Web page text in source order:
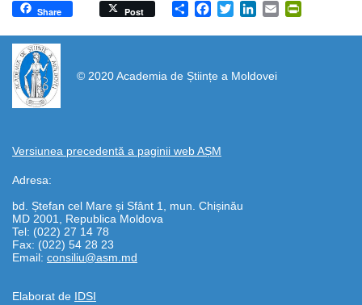
Share
Share Post Facebook
TwitterLinkedIn
Email
© 2020 Academia de Științe a Moldovei
Versiunea precedentă a paginii web AȘM
Adresa:
bd. Ștefan cel Mare și Sfânt 1, mun. Chișinău
MD 2001, Republica Moldova
Tel: (022) 27 14 78
Fax: (022) 54 28 23
Email: consiliu@asm.md
Elaborat de IDSI
https://propletenie.ru/